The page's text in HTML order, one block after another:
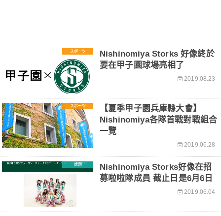
スポーツ
Nishinomiya Storks 好像終於
要在甲子園球場亮相了
2019.08.23
スポーツ
【夏季甲子園兵庫縣大會】
Nishinomiya各隊首戰對戰組合
一覽
2019.06.28
話題
Nishinomiya Storks好像在招
募啦啦隊成員 截止日是6月6日
2019.06.04